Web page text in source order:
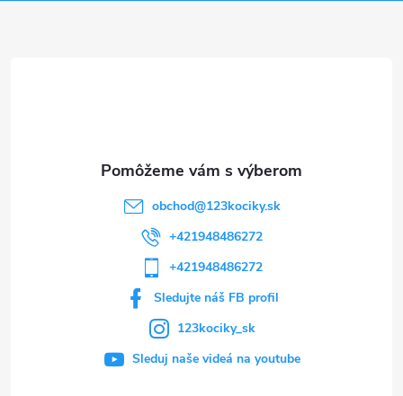
obchod@123kociky.sk
+421948486272
+421948486272
Sledujte náš FB profil
123kociky_sk
Sleduj naše videá na youtube